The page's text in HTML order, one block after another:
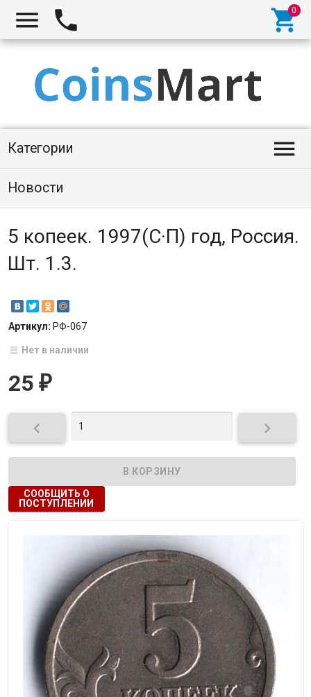
  
Категории 
Новости
5 копеек. 1997(С·П) год, Россия.
Шт. 1.3.
Артикул: РФ-067
Нет в наличии
25 ₽
 
СООБЩИТЬ О
ПОСТУПЛЕНИИ